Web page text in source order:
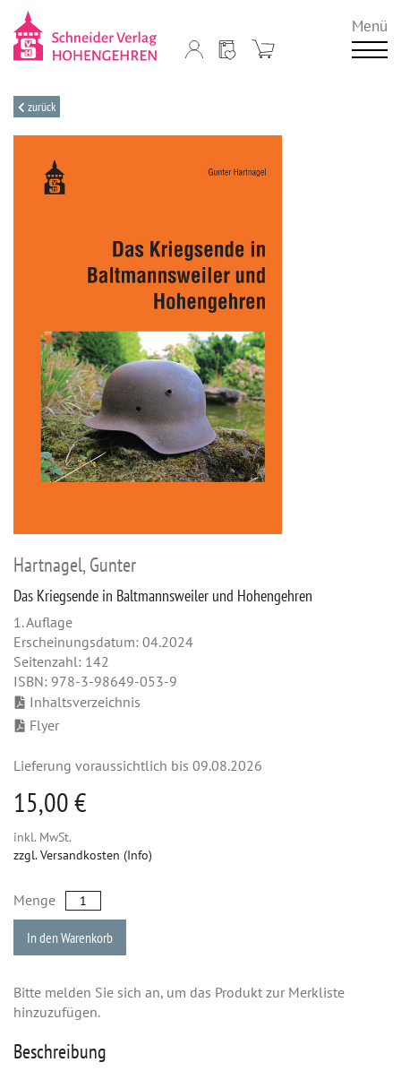
Menü
zurück
Hartnagel, Gunter
Das Kriegsende in Baltmannsweiler und Hohengehren
1. Auflage
Erscheinungsdatum: 04.2024
Seitenzahl: 142
ISBN: 978-3-98649-053-9
Inhaltsverzeichnis
Flyer
Lieferung voraussichtlich bis 09.08.2026
15,00 €
inkl. MwSt.
zzgl. Versandkosten (Info)
Menge
In den Warenkorb
Bitte melden Sie sich an, um das Produkt zur Merkliste
hinzuzufügen.
Beschreibung